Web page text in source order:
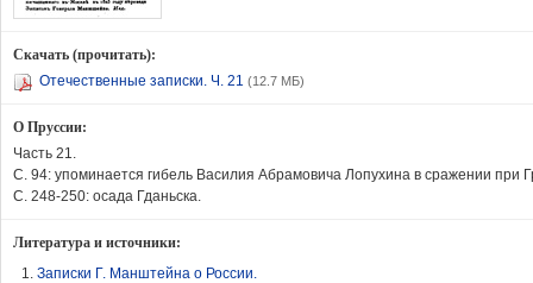
Скачать (прочитать):
Отечественные записки. Ч. 21 (12.7 МБ)
О Пруссии:
Часть 21.
С. 94: упоминается гибель Василия Абрамовича Лопухина в сражении при
С. 248-250: осада Гданьска.
Литература и источники:
Записки Г. Манштейна о России.